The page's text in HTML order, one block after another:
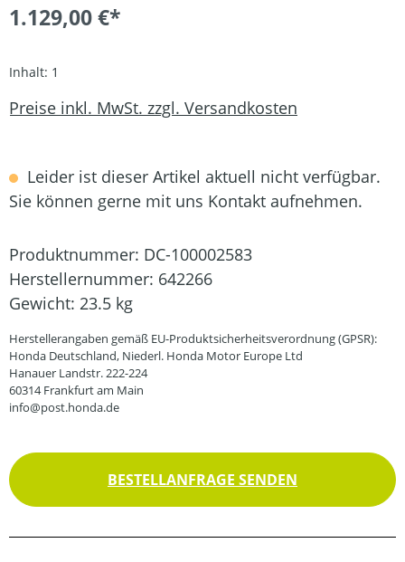
1.129,00 €*
Inhalt: 1
Preise inkl. MwSt. zzgl. Versandkosten
Leider ist dieser Artikel aktuell nicht verfügbar.
Sie können gerne mit uns Kontakt aufnehmen.
Produktnummer: DC-100002583
Herstellernummer: 642266
Gewicht: 23.5 kg
Herstellerangaben gemäß EU-Produktsicherheitsverordnung (GPSR):
Honda Deutschland, Niederl. Honda Motor Europe Ltd
Hanauer Landstr. 222-224
60314 Frankfurt am Main
info@post.honda.de
BESTELLANFRAGE SENDEN